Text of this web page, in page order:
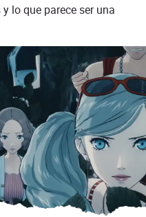
lo que parece ser una